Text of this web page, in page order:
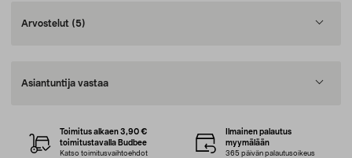
Arvostelut (5)
Asiantuntija vastaa
Toimitus alkaen 3,90 €
toimitustavalla Budbee
Katso toimitusvaihtoehdot
Ilmainen palautus
myymälään
365 päivän palautusoikeus